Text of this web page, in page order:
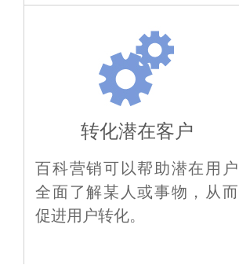
转化潜在客户
百科营销可以帮助潜在用户
全面了解某人或事物，从而
促进用户转化。